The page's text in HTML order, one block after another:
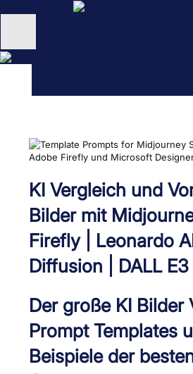
Inhalt
Unternehmen
unsertraining Blog
KI Vergleich und
Bilder mit
Firefly | Leonardo
Diffusion | DALL E3
Der große KI Bilder
Prompt Templates
Beispiele der